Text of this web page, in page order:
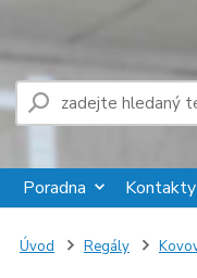
Poradna Kontakty
Úvod Regály